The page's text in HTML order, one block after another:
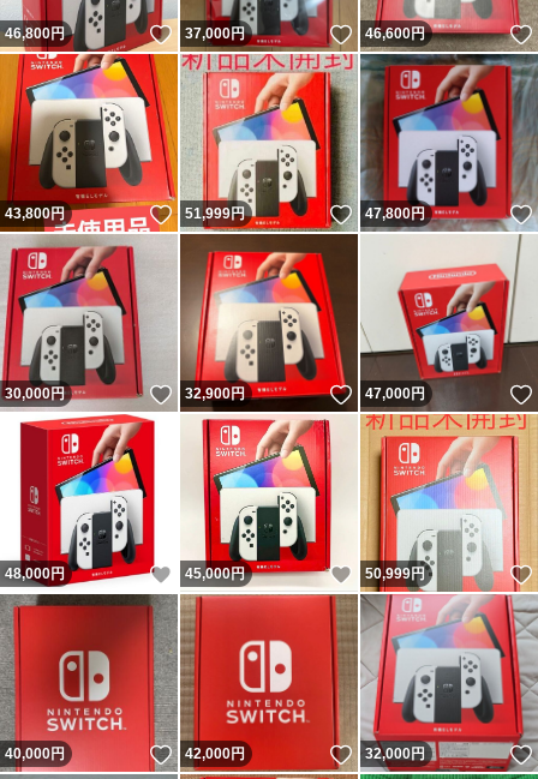
46,800円 いいね！
37,000円 いいね！
46,600円
43,800円 いいね！
51,999円 いいね！
47,800円
30,000円 いいね！
32,900円 いいね！
47,000円
48,000円 いいね！
45,000円 いいね！
50,999円
40,000円 いいね！
42,000円 いいね！
32,000円